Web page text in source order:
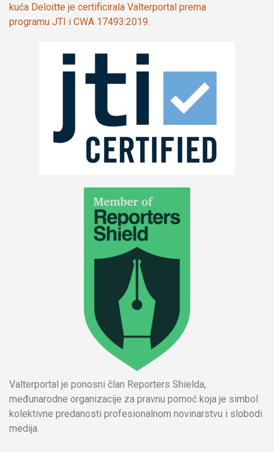
kuća Deloitte je certificirala Valterportal prema
programu JTI i CWA 17493:2019.
Valterportal je ponosni član Reporters Shielda,
međunarodne organizacije za pravnu pomoć koja je simbol
kolektivne predanosti profesionalnom novinarstvu i slobodi
medija.